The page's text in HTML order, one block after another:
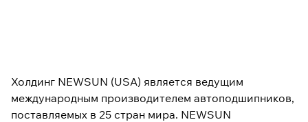
Холдинг NEWSUN (USA) является ведущим
международным производителем автоподшипников,
поставляемых в 25 стран мира. NEWSUN